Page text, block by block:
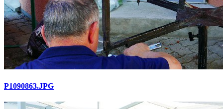
P1090863.JPG